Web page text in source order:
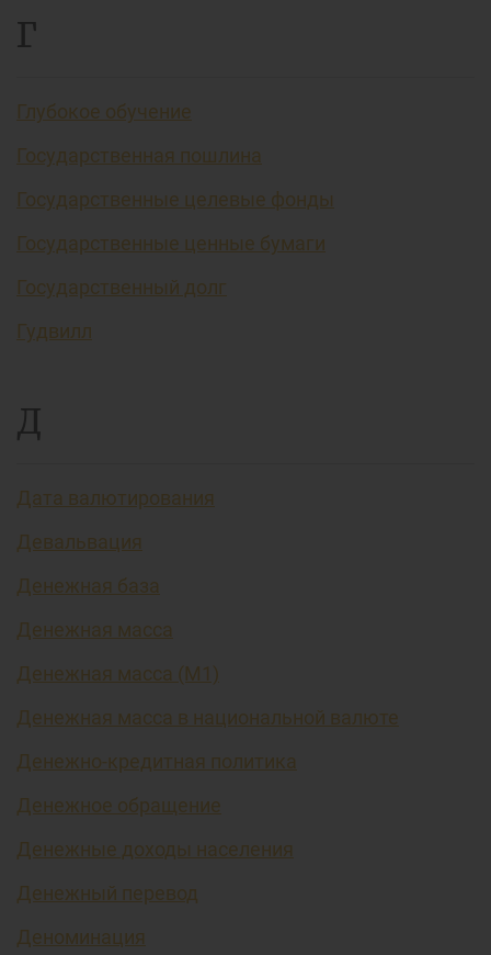
Г
Глубокое обучение
Государственная пошлина
Государственные целевые фонды
Государственные ценные бумаги
Государственный долг
Гудвилл
Д
Дата валютирования
Девальвация
Денежная база
Денежная масса
Денежная масса (М1)
Денежная масса в национальной валюте
Денежно-кредитная политика
Денежное обращение
Денежные доходы населения
Денежный перевод
Деноминация